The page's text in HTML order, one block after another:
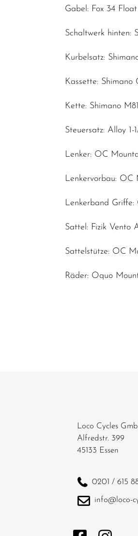
Gabel: Fox 34
Schaltwerk hinten:
Kurbelsatz:
Kassette: Shimano
Kette: Shimano
Steuersatz: Alloy
Lenker: OC
Lenkervorbau: OC
Lenkerband
Sattel: Fizik Vento
Sattelstütze: OC
Räder: Oquo
Loco Cycles
Alfredstr. 399
45133 Essen
0201 / 615
info@loco-